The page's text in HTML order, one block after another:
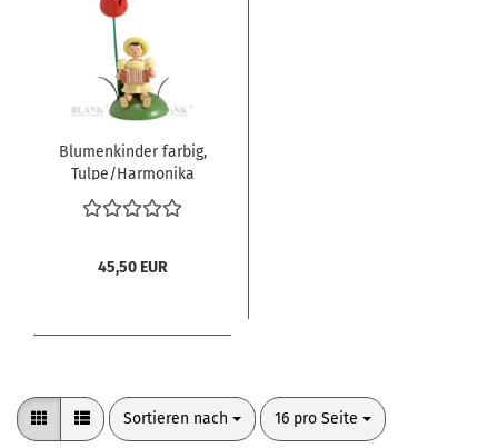
Blumenkinder farbig,
Tulpe/Harmonika
45,50 EUR
Sortieren nach
Sortieren nach 16 pro Seite
pro Seite